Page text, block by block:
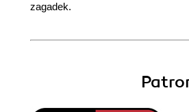
zagadek.